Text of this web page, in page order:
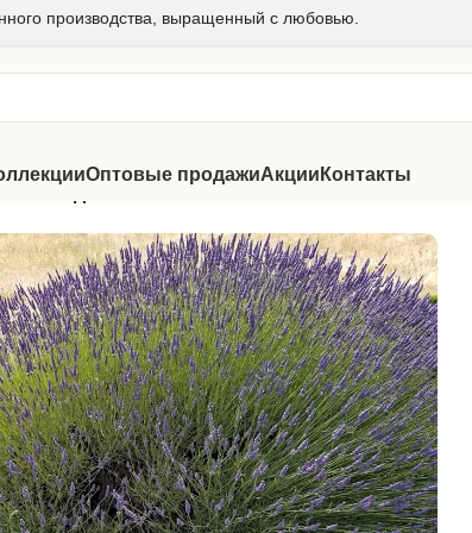
производства, выращенный с любовью.
Оптовые продажиАкции Контакты